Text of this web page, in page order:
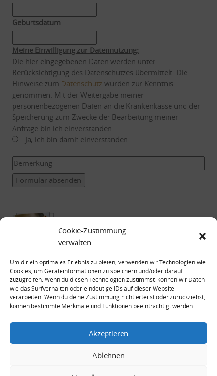
Cookie-Zustimmung
verwalten
Um dir ein optimales Erlebnis zu bieten, verwenden wir Technologien wie
Cookies, um Geräteinformationen zu speichern und/oder darauf
zuzugreifen. Wenn du diesen Technologien zustimmst, können wir Daten
wie das Surfverhalten oder eindeutige IDs auf dieser Website
verarbeiten. Wenn du deine Zustimmung nicht erteilst oder zurückziehst,
können bestimmte Merkmale und Funktionen beeinträchtigt werden.
Akzeptieren
Ablehnen
Geburtsdatum
Meine Einwilligung zur Datennutzung:
Die hier eingegebenen Daten werden unter
Berücksichtigung des Datenschutzes übermittelt. Die
Hinweise zum Datenschutz wurden zur Kenntnis
genommen. Mit der Weitergabe meiner
personenbezogenen Daten an die Krankenkasse und der
Speicherung zum Zwecke der Bearbeitung meiner
Anfrage bin ich einverstanden.
Ja, ich bin damit einverstanden
Formular absenden
Datenschutzerklärung